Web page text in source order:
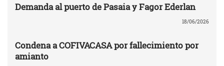
Demanda al puerto de Pasaia y Fagor Ederlan
18/06/2026
Condena a COFIVACASA por fallecimiento por
amianto